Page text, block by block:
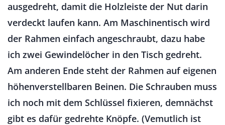
ausgedreht, damit die Holzleiste der Nut darin
verdeckt laufen kann. Am Maschinentisch wird
der Rahmen einfach angeschraubt, dazu habe
ich zwei Gewindelöcher in den Tisch gedreht.
Am anderen Ende steht der Rahmen auf eigenen
höhenverstellbaren Beinen. Die Schrauben muss
ich noch mit dem Schlüssel fixieren, demnächst
gibt es dafür gedrehte Knöpfe. (Vemutlich ist